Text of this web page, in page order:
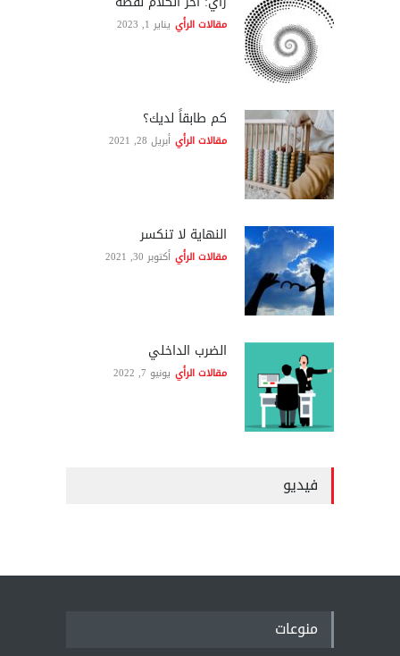
مقالات الرأي يناير 1, 2023
كم طابقاً لديك؟
مقالات الرأي أبريل 28, 2021
النهاية لا تنكسر
مقالات الرأي أكتوبر 30, 2021
الضرب الداخلي
مقالات الرأي يونيو 7, 2022
فيديو
منوعات